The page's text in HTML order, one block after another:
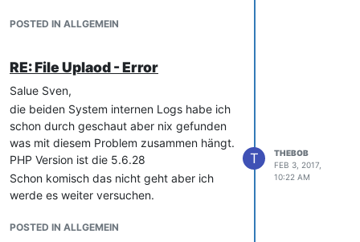
POSTED IN ALLGEMEIN
RE: File Uplaod - Error
Salue Sven,
die beiden System internen Logs habe ich
schon durch geschaut aber nix gefunden
was mit diesem Problem zusammen hängt.
PHP Version ist die 5.6.28
Schon komisch das nicht geht aber ich
werde es weiter versuchen.
POSTED IN ALLGEMEIN
T
THEBOB
FEB 3, 2017,
10:22 AM